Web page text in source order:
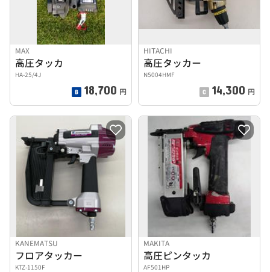
MAX
高圧タッカ
HA-25/4J
18,700 円
HITACHI
高圧タッカー
N5004HMF
14,300 円
KANEMATSU
フロアタッカー
KTZ-1150F
MAKITA
高圧ピンタッカ
AF501HP